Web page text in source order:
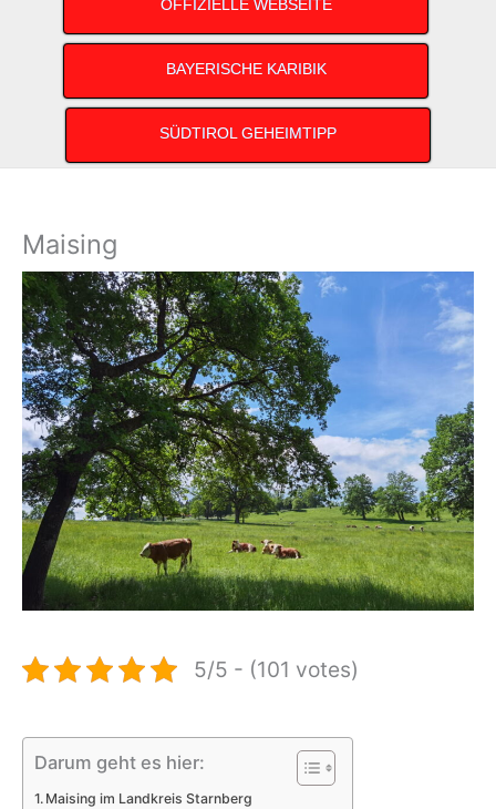
OFFIZIELLE WEBSEITE
BAYERISCHE KARIBIK
SÜDTIROL GEHEIMTIPP
Maising
5/5 - (101 votes)
Darum geht es hier:
Maising im Landkreis Starnberg